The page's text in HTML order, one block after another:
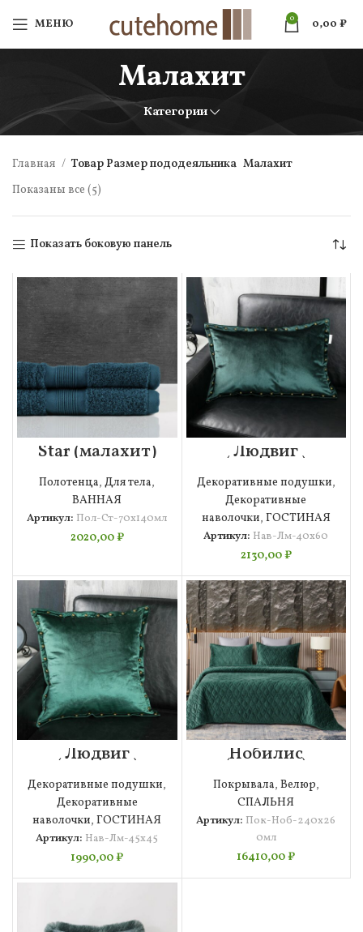
МЕНЮ 0 0,00 ₽
Малахит
Категории
Главная Товар Размер пододеяльника Малахит
Показаны все (5)
Показать боковую панель
Star (малахит)
70х140
Полотенце
Махровое
Полотенца,Для тела,
ВАННАЯ
Артикул: Пол-Ст-70х140мл
2020,00₽
Людвиг
(малахит)
Наволочка
40х60
Декоративные подушки,
Декоративные
наволочки, ГОСТИНАЯ
Артикул: Нав-Лм-40х60
2130,00₽
Людвиг
(малахит)
Наволочка 45х45
Декоративные подушки,
Декоративные
наволочки,ГОСТИНАЯ
Артикул: Нав-Лм-45х45
1990,00₽
Нобилис
(малахит)
Покрывало
240х260
Покрывала, Велюр,
СПАЛЬНЯ
Артикул: Пок-Ноб-240х26
0мл
16410,00₽